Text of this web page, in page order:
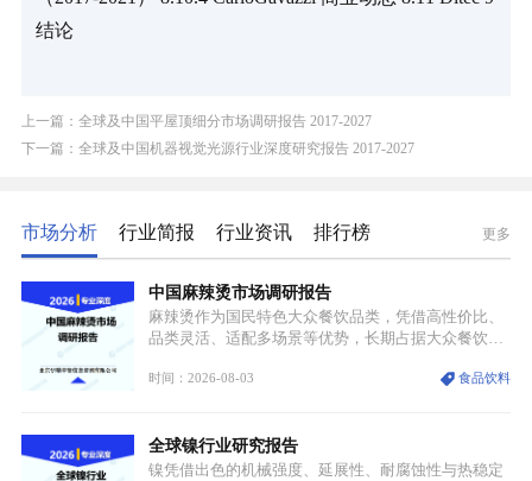
结论
上一篇：全球及中国平屋顶细分市场调研报告 2017-2027
下一篇：全球及中国机器视觉光源行业深度研究报告 2017-2027
市场分析 行业简报 行业资讯 排行榜 更多
中国麻辣烫市场调研报告
麻辣烫作为国民特色大众餐饮品类，凭借高性价比、
品类灵活、适配多场景等优势，长期占据大众餐饮重
型，叠加消费需求升级、线上流量变革、新零售业态
特点，在消费、创业、政策、技术多重驱动下，依旧
具备强劲的发展活力。
时间：2026-08-03 食品饮料
全球镍行业研究报告
镍凭借出色的机械强度、延展性、耐腐蚀性与热稳定